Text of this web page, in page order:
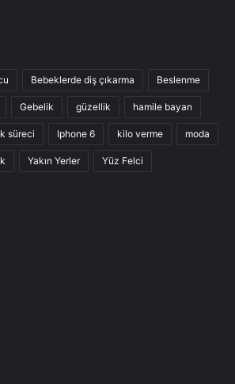
Bebeklerde diş çıkarma Beslenme
Gebelik güzellik hamile bayan
süreci Iphone 6 kilo verme moda
Yakın Yerler Yüz Felci